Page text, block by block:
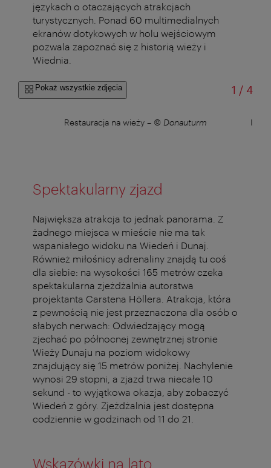
językach o otaczających atrakcjach
turystycznych. Ponad 60 multimedialnych
ekranów dotykowych w holu wejściowym
pozwala zapoznać się z historią wieży i
Wiednia.
Pokaż wszystkie zdjęcia 1 /od
4
Restauracja na wieży– © Donauturm
Spektakularny zjazd
Największa atrakcja to jednak panorama. Z
żadnego miejsca w mieście nie ma tak
wspaniałego widoku na Wiedeń i Dunaj.
Również miłośnicy adrenaliny znajdą tu coś
dla siebie: na wysokości 165 metrów czeka
spektakularna zjeżdżalnia autorstwa
projektanta Carstena Höllera. Atrakcja, która
z pewnością nie jest przeznaczona dla osób o
słabych nerwach: Odwiedzający mogą
zjechać po północnej zewnętrznej stronie
Wieży Dunaju na poziom widokowy
znajdujący się 15 metrów poniżej. Nachylenie
wynosi 29 stopni, a zjazd trwa niecałe 10
sekund - to wyjątkowa okazja, aby zobaczyć
Wiedeń z góry. Zjeżdżalnia jest dostępna
codziennie w godzinach od 11 do 21.
Wskazówki na lato